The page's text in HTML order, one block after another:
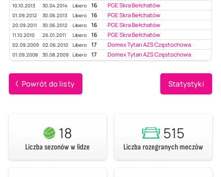
10.10.2013 30.04.2014 Libero 16 PGE Skra Bełchatów
01.09.2012 30.06.2013 Libero 16 PGE Skra Bełchatów
20.09.2011 30.06.2012 Libero 16 PGE Skra Bełchatów
11.10.2010 26.01.2011 Libero 16 PGE Skra Bełchatów
02.09.2009 02.06.2010 Libero 17 Domex Tytan AZS Częstochowa
01.09.2008 30.08.2009 Libero 17 Domex Tytan AZS Częstochowa
Powrót do listy Statystyki
18
Liczba sezonów w lidze
515
Liczba rozegranych meczów